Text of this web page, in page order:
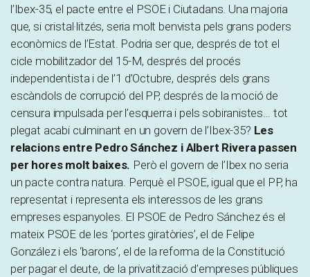
l’Ibex-35, el pacte entre el PSOE i Ciutadans. Una majoria
que, si cristal·litzés, seria molt benvista pels grans poders
econòmics de l’Estat. Podria ser que, després de tot el
cicle mobilitzador del 15-M, després del procés
independentista i de l’1 d’Octubre, després dels grans
escàndols de corrupció del PP, després de la moció de
censura impulsada per l’esquerra i pels sobiranistes… tot
plegat acabi culminant en un govern de l’Ibex-35? Les
relacions entre Pedro Sánchez i Albert Rivera passen
per hores molt baixes. Però el govern de l’Ibex no seria
un pacte contra natura. Perquè el PSOE, igual que el PP, ha
representat i representa els interessos de les grans
empreses espanyoles. El PSOE de Pedro Sánchez és el
mateix PSOE de les ‘portes giratòries’, el de Felipe
González i els ‘barons’, el de la reforma de la Constitució
per pagar el deute, de la privatització d’empreses públiques